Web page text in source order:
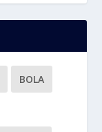
BOLA